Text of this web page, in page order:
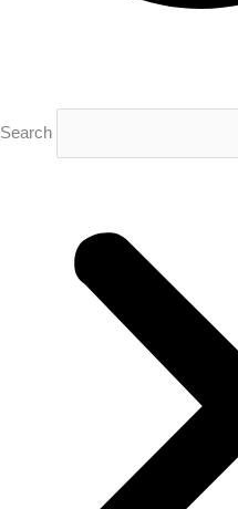
Search